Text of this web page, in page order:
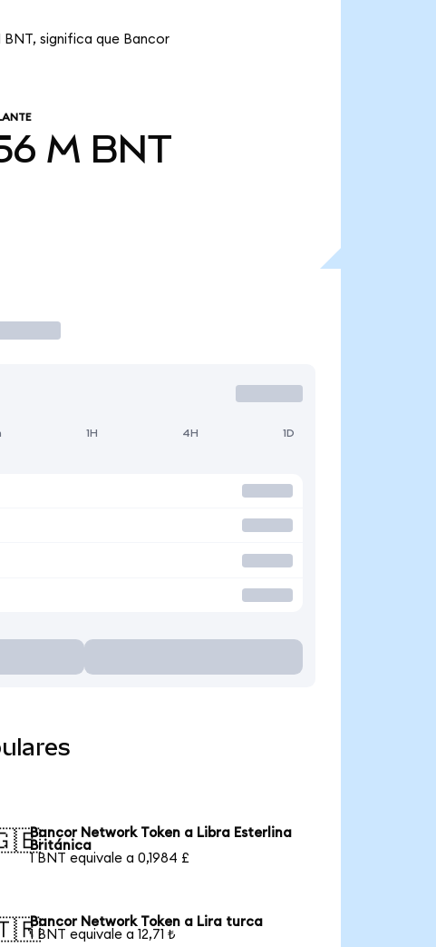
significa que Bancor
M BNT
1H 4H 1D
Bancor Network Token a Libra Esterlina
Británica
1 BNT equivale a 0,1984 £
Bancor Network Token a Lira turca
1 BNT equivale a 12,71 ₺